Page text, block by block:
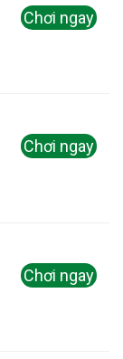
Chơi ngay
Chơi ngay
Chơi ngay